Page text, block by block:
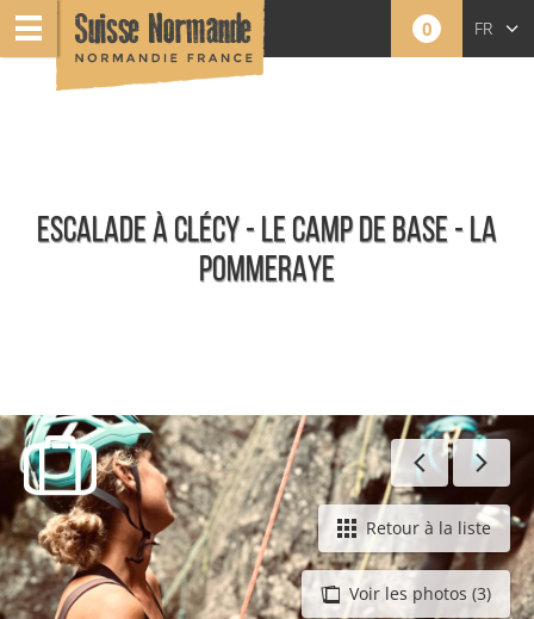
0 FR
ESCALADE À CLÉCY - LE CAMP DE BASE - LA
POMMERAYE
Toute l'offre
Voir les photos (3)
Retour à la liste